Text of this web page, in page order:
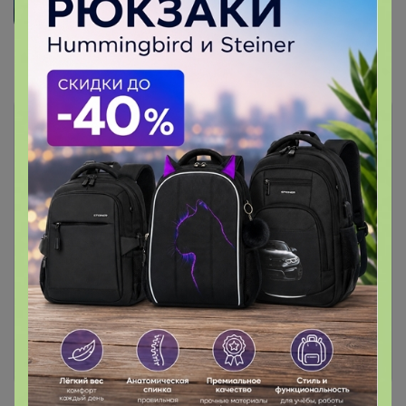
Комментарии 6
Чтобы написать комментарий необходимо
авторизоваться на сайте!
Это займет меньше минуты
Войти Зарегистрироваться